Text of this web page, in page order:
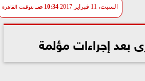
السبت، 11 فبراير 2017 10:34 صـ بتوقيت القاهرة
بعد إجراءات مؤلمة